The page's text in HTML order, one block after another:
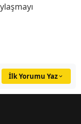
İlk Yorumu Yaz